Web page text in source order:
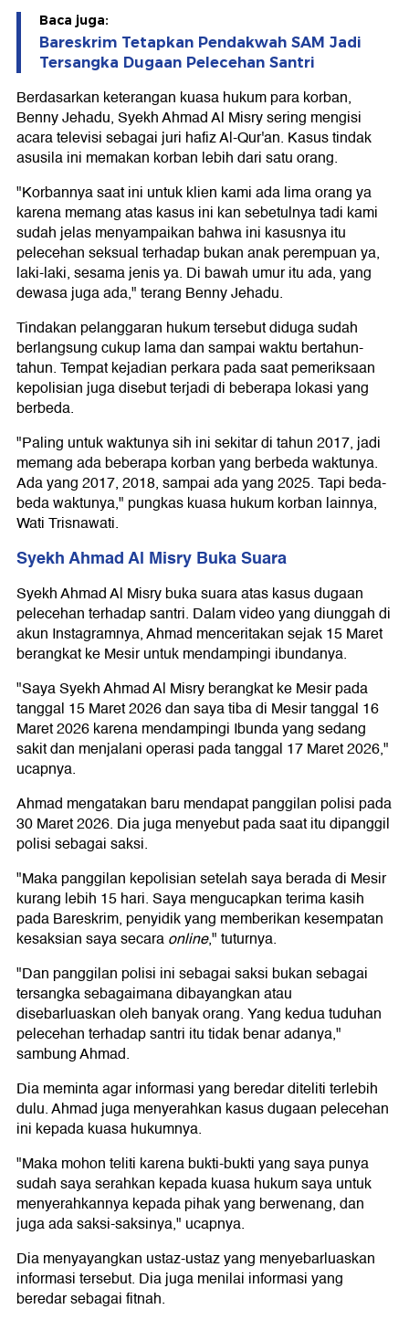
Baca juga:
Bareskrim Tetapkan Pendakwah SAM Jadi
Tersangka Dugaan Pelecehan Santri
Berdasarkan keterangan kuasa hukum para korban,
Benny Jehadu, Syekh Ahmad Al Misry sering mengisi
acara televisi sebagai juri hafiz Al-Qur'an. Kasus tindak
asusila ini memakan korban lebih dari satu orang.
"Korbannya saat ini untuk klien kami ada lima orang ya
karena memang atas kasus ini kan sebetulnya tadi kami
sudah jelas menyampaikan bahwa ini kasusnya itu
pelecehan seksual terhadap bukan anak perempuan ya,
laki-laki, sesama jenis ya. Di bawah umur itu ada, yang
dewasa juga ada," terang Benny Jehadu.
Tindakan pelanggaran hukum tersebut diduga sudah
berlangsung cukup lama dan sampai waktu bertahun-
tahun. Tempat kejadian perkara pada saat pemeriksaan
kepolisian juga disebut terjadi di beberapa lokasi yang
berbeda.
"Paling untuk waktunya sih ini sekitar di tahun 2017, jadi
memang ada beberapa korban yang berbeda waktunya.
Ada yang 2017, 2018, sampai ada yang 2025. Tapi beda-
beda waktunya," pungkas kuasa hukum korban lainnya,
Wati Trisnawati.
Syekh Ahmad Al Misry Buka Suara
Syekh Ahmad Al Misry buka suara atas kasus dugaan
pelecehan terhadap santri. Dalam video yang diunggah di
akun Instagramnya, Ahmad menceritakan sejak 15 Maret
berangkat ke Mesir untuk mendampingi ibundanya.
"Saya Syekh Ahmad Al Misry berangkat ke Mesir pada
tanggal 15 Maret 2026 dan saya tiba di Mesir tanggal 16
Maret 2026 karena mendampingi Ibunda yang sedang
sakit dan menjalani operasi pada tanggal 17 Maret 2026,"
ucapnya.
Ahmad mengatakan baru mendapat panggilan polisi pada
30 Maret 2026. Dia juga menyebut pada saat itu dipanggil
polisi sebagai saksi.
"Maka panggilan kepolisian setelah saya berada di Mesir
kurang lebih 15 hari. Saya mengucapkan terima kasih
pada Bareskrim, penyidik yang memberikan kesempatan
kesaksian saya secaraonline," tuturnya.
"Dan panggilan polisi ini sebagai saksi bukan sebagai
tersangka sebagaimana dibayangkan atau
disebarluaskan oleh banyak orang. Yang kedua tuduhan
pelecehan terhadap santri itu tidak benar adanya,"
sambung Ahmad.
Dia meminta agar informasi yang beredar diteliti terlebih
dulu. Ahmad juga menyerahkan kasus dugaan pelecehan
ini kepada kuasa hukumnya.
"Maka mohon teliti karena bukti-bukti yang saya punya
sudah saya serahkan kepada kuasa hukum saya untuk
menyerahkannya kepada pihak yang berwenang, dan
juga ada saksi-saksinya," ucapnya.
Dia menyayangkan ustaz-ustaz yang menyebarluaskan
informasi tersebut. Dia juga menilai informasi yang
beredar sebagai fitnah.